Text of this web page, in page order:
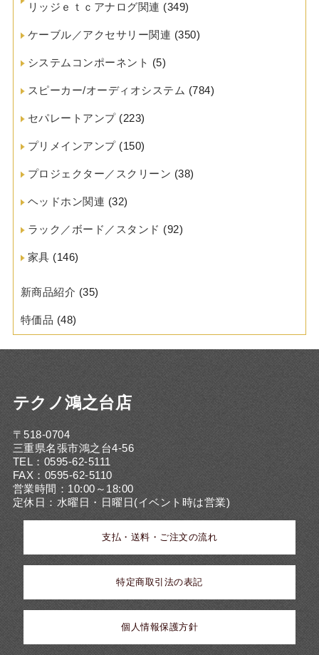
リッジｅｔｃアナログ関連 (349)
ケーブル／アクセサリー関連 (350)
システムコンポーネント (5)
スピーカー/オーディオシステム (784)
セパレートアンプ(223)
プリメインアンプ(150)
プロジェクター／スクリーン (38)
ヘッドホン関連 (32)
ラック／ボード／スタンド (92)
家具 (146)
新商品紹介 (35)
特価品 (48)
テクノ鴻之台店
〒518-0704
三重県名張市鴻之台4-56
TEL：0595-62-5111
FAX：0595-62-5110
営業時間：10:00～18:00
定休日：水曜日・日曜日(イベント時は営業)
支払・送料・ご注文の流れ
特定商取引法の表記
個人情報保護方針